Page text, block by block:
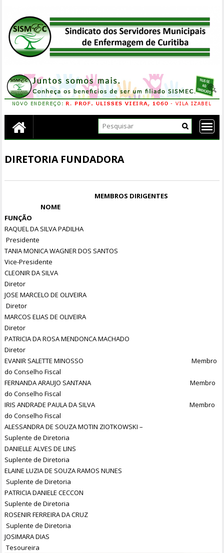
content
DIRETORIA FUNDADORA
MEMBROS DIRIGENTES
NOME
FUNÇÃO
RAQUEL DA SILVA PADILHA
Presidente
TANIA MONICA WAGNER DOS SANTOS
Vice-Presidente
CLEONIR DA SILVA
Diretor
JOSE MARCELO DE OLIVEIRA
Diretor
MARCOS ELIAS DE OLIVEIRA
Diretor
PATRICIA DA ROSA MENDONCA MACHADO
Diretor
EVANIR SALETTE MINOSSO Membro
do Conselho Fiscal
FERNANDA ARAUJO SANTANA Membro
do Conselho Fiscal
IRIS ANDRADE PAULA DA SILVA Membro
do Conselho Fiscal
ALESSANDRA DE SOUZA MOTIN ZIOTKOWSKI –
Suplente de Diretoria
DANIELLE ALVES DE LINS
Suplente de Diretoria
ELAINE LUZIA DE SOUZA RAMOS NUNES
Suplente de Diretoria
PATRICIA DANIELE CECCON
Suplente de Diretoria
ROSENIR FERREIRA DA CRUZ
Suplente de Diretoria
JOSIMARA DIAS
Tesoureira